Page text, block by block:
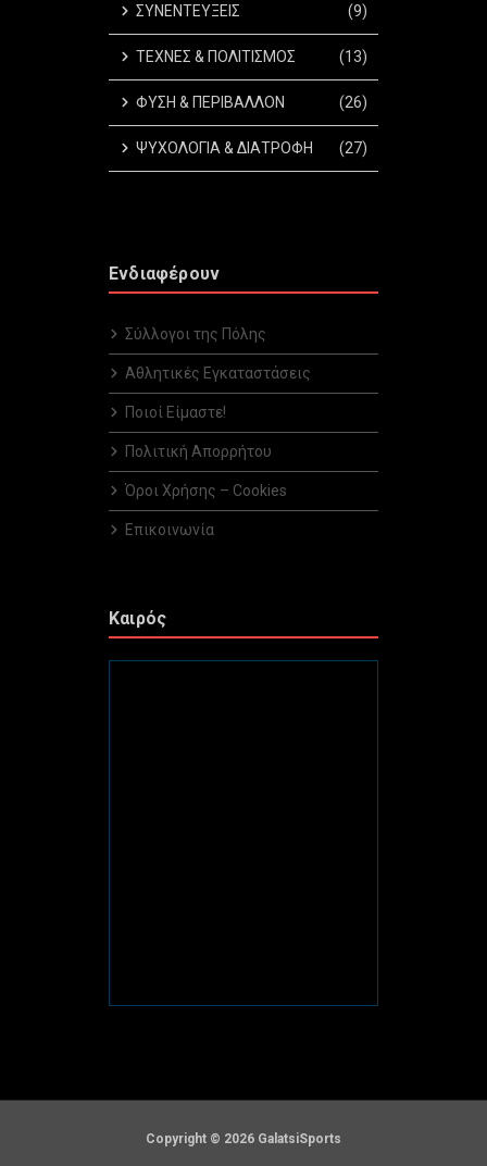
ΣΥΝΕΝΤΕΥΞΕΙΣ (9)
ΤΕΧΝΕΣ & ΠΟΛΙΤΙΣΜΟΣ (13)
ΦΥΣΗ & ΠΕΡΙΒΑΛΛΟΝ (26)
ΨΥΧΟΛΟΓΙΑ & ΔΙΑΤΡΟΦΗ (27)
Ενδιαφέρουν
Σύλλογοι της Πόλης
Αθλητικές Εγκαταστάσεις
Ποιοί Είμαστε!
Πολιτική Απορρήτου
Όροι Χρήσης – Cookies
Επικοινωνία
Καιρός
Copyright © 2026 GalatsiSports